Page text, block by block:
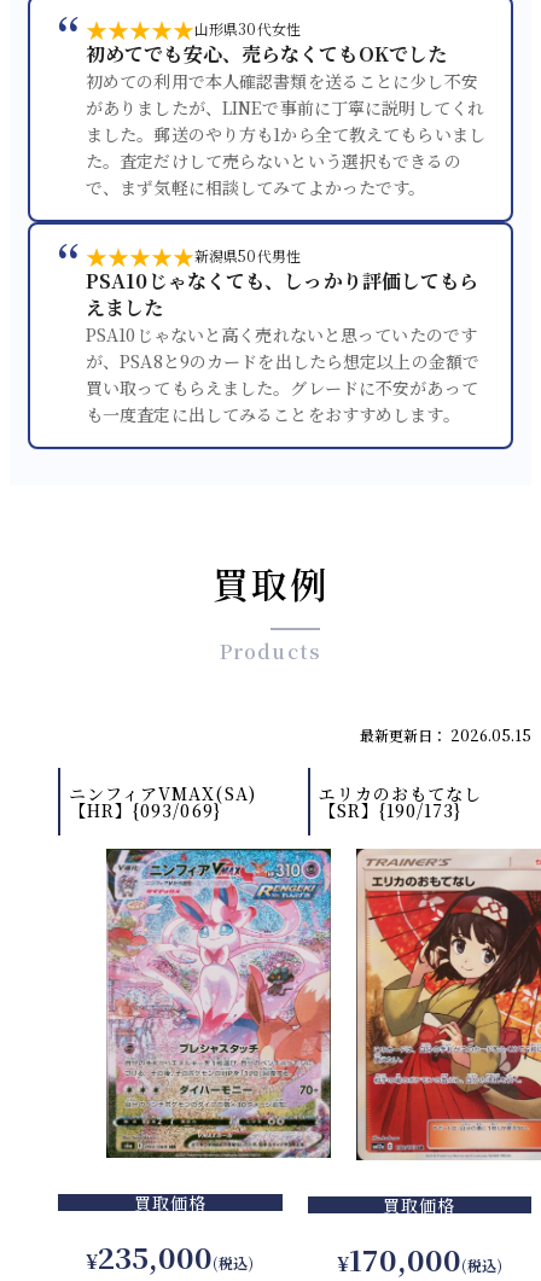
“ ★★★★★山形県30代女性
初めてでも安心、売らなくてもOKでした
初めての利用で本人確認書類を送ることに少し不安
がありましたが、LINEで事前に丁寧に説明してくれ
ました。郵送のやり方も1から全て教えてもらいまし
た。査定だけして売らないという選択もできるの
で、まず気軽に相談してみてよかったです。
“ ★★★★★新潟県50代男性
PSA10じゃなくても、しっかり評価してもら
えました
PSA10じゃないと高く売れないと思っていたのです
が、PSA8と9のカードを出したら想定以上の金額で
買い取ってもらえました。グレードに不安があって
も一度査定に出してみることをおすすめします。
買取例
Products
最新更新日： 2026.05.15
ニンフィアVMAX(SA)
【HR】{093/069}
買取価格
¥235,000(税込)
エリカのおもてなし
【SR】{190/173}
買取価格
¥170,000(税込)